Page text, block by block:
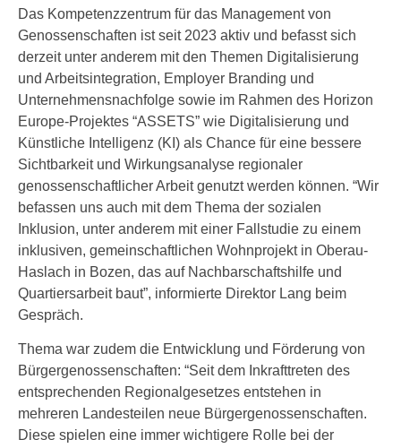
Das Kompetenzzentrum für das Management von
Genossenschaften ist seit 2023 aktiv und befasst sich
derzeit unter anderem mit den Themen Digitalisierung
und Arbeitsintegration, Employer Branding und
Unternehmensnachfolge sowie im Rahmen des Horizon
Europe-Projektes “ASSETS” wie Digitalisierung und
Künstliche Intelligenz (KI) als Chance für eine bessere
Sichtbarkeit und Wirkungsanalyse regionaler
genossenschaftlicher Arbeit genutzt werden können. “Wir
befassen uns auch mit dem Thema der sozialen
Inklusion, unter anderem mit einer Fallstudie zu einem
inklusiven, gemeinschaftlichen Wohnprojekt in Oberau-
Haslach in Bozen, das auf Nachbarschaftshilfe und
Quartiersarbeit baut”, informierte Direktor Lang beim
Gespräch.
Thema war zudem die Entwicklung und Förderung von
Bürgergenossenschaften: “Seit dem Inkrafttreten des
entsprechenden Regionalgesetzes entstehen in
mehreren Landesteilen neue Bürgergenossenschaften.
Diese spielen eine immer wichtigere Rolle bei der